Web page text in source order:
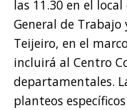
las 11.30 en el
General de Trabajo
Teijeiro, en el
incluirá al Centro
departamentales.
planteos